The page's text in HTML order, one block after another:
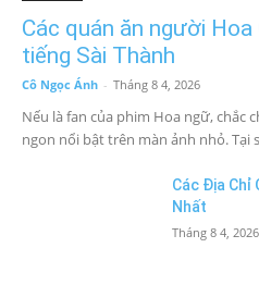
Các quán ăn người Hoa
tiếng Sài Thành
Cô Ngọc Ánh - Tháng 8 4, 2026
Nếu là fan của phim Hoa ngữ, chắc
ngon nổi bật trên màn ảnh nhỏ. Tại
Các Địa Chỉ
Nhất
Tháng 8 4, 2026